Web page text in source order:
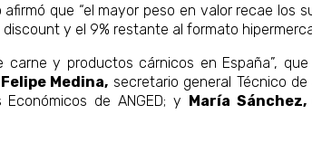
que “el mayor peso en valor recae los
y el 9% restante al formato
y productos cárnicos en España”,
Felipe Medina, secretario general Técnico de
de ANGED; y María Sánchez,